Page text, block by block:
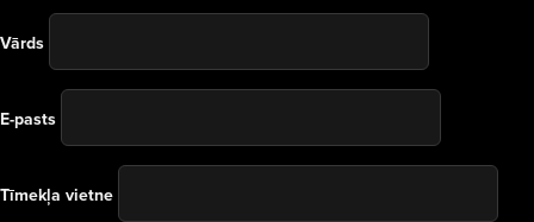
Vārds
E-pasts
Tīmekļa vietne